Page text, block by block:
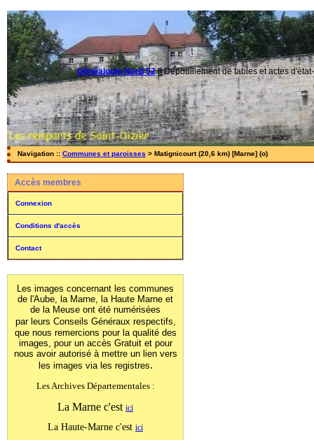
Généalogie Nord 52||Dépouillement de tables et actes
Navigation :: Communes et paroisses > Matignicourt (20,6 km) [Marne] (o)
Accès membres
Connexion
Conditions d'accès
Contact
Les images concernant les communes
de l'Aube, la Marne, la Haute Marne et
de la Meuse ont été numérisées
par leurs Conseils Généraux respectifs,
que nous remercions pour la qualité des
images, pour un accès Gratuit et pour
nous avoir autorisé à mettre un lien vers
les images via les registres.
Les Archives Départementales :
La Marne c'est ici
La Haute-Marne c'est ici